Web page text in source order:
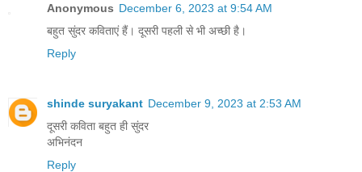
Anonymous December 6, 2023 at 9:54 AM
बहुत सुंदर कविताएं हैं। दूसरी पहली से भी अच्छी है।
Reply
shinde suryakant December 9, 2023 at 2:53 AM
दूसरी कविता बहुत ही सुंदर
अभिनंदन
Reply